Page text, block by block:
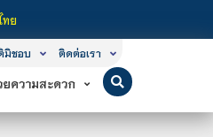
ำกับของรัฐ เปิดหลักสูตรการเรียนการส
ทย
มิชอบ ติดต่อเรา
ยความสะดวก